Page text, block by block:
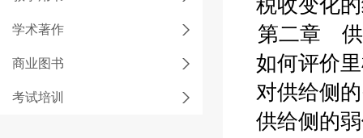
学术著作
商业图书
考试培训
税收变化的
第二章 供
如何评价里
对供给侧的
供给侧的弱